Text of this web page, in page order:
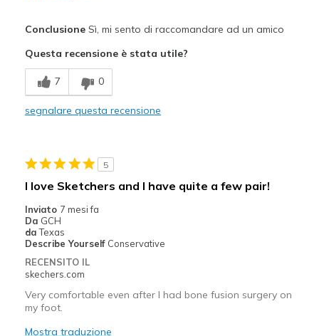
Breathe Well
Comfortable
Casual Wear
Travel
Width
Sizing
View On Shoes
I'm Really Into Shoes
ConclusioneSì, mi sento di raccomandare ad un amico
Questa recensione è stata utile?
7 0
segnalare questa recensione
5
I love Sketchers and I have quite a few pair!
Inviato 7 mesi fa
Da GCH
da Texas
Describe Yourself Conservative
RECENSITO IL
skechers.com
Very comfortable even after I had bone fusion surgery on
my foot.
Mostra traduzione